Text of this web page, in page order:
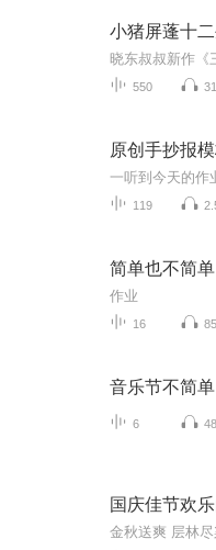
550
原创手抄报
119
简单也不简单
作业
16
音乐节不简单
6
国庆佳节欢